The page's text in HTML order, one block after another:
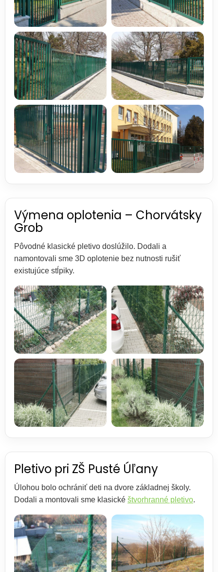
Výmena oplotenia – Chorvátsky
Grob
Pôvodné klasické pletivo doslúžilo. Dodali a
namontovali sme 3D oplotenie bez nutnosti rušiť
existujúce stĺpiky.
Pletivo pri ZŠ Pusté Úľany
Úlohou bolo ochrániť deti na dvore základnej školy.
Dodali a montovali sme klasické štvorhranné pletivo.